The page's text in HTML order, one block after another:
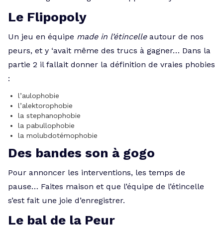
Le Flipopoly
Un jeu en équipe made in l’étincelleautour de nos
peurs, et y ‘avait même des trucs à gagner… Dans la
partie 2 il fallait donner la définition de vraies phobies
:
l’aulophobie
l’alektorophobie
la stephanophobie
la pabullophobie
la molubdotémophobie
Des bandes son à gogo
Pour annoncer les interventions, les temps de
pause… Faites maison et que l’équipe de l’étincelle
s’est fait une joie d’enregistrer.
Le bal de la Peur